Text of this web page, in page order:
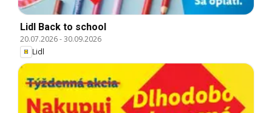
Lidl Back to school
20.07.2026-30.09.2026
Lidl